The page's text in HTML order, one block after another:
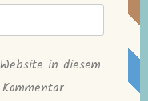
in diesem